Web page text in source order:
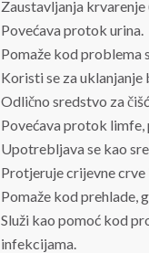
Zaustavljanja
Povećava protok urina.
Pomaže kod problema
Koristi se za uklanjanje
Odlično sredstvo za
Povećava protok limfe,
Upotrebljava se kao
Protjeruje crijevne
Pomaže kod prehlade,
Služi kao pomoć kod
infekcijama.